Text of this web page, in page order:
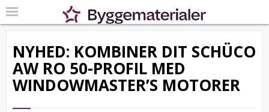
NYHED: KOMBINER DIT SCHÜCO
AW RO 50-PROFIL MED
WINDOWMASTER’S MOTORER